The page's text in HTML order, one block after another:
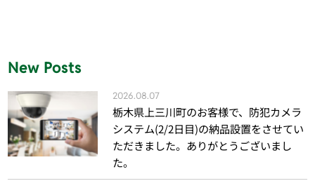
New Posts
2026.08.07
栃木県上三川町のお客様で、防犯カメラ
システム(2/2日目)の納品設置をさせてい
ただきました。ありがとうございまし
た。